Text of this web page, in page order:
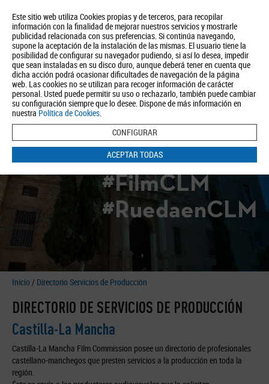
Este sitio web utiliza Cookies propias y de terceros, para recopilar
información con la finalidad de mejorar nuestros servicios y mostrarle
publicidad relacionada con sus preferencias. Si continúa navegando,
supone la aceptación de la instalación de las mismas. El usuario tiene la
posibilidad de configurar su navegador pudiendo, si así lo desea, impedir
que sean instaladas en su disco duro, aunque deberá tener en cuenta que
dicha acción podrá ocasionar dificultades de navegación de la página
web. Las cookies no se utilizan para recoger información de carácter
personal. Usted puede permitir su uso o rechazarlo, también puede cambiar
su configuración siempre que lo desee. Dispone de más información en
nuestra Política de Cookies.
CONFIGURAR
ACEPTAR TODAS
Quiénes somos Turismo Política de Privacidad Aviso Legal
Política de Cookies
BUSCAR
#FilmCLM
#RuedaenCLM
Inicio / Directorio Servicios de Producción
DIRECTORIO DE SERVICIOS DE PRODUCCIÓN
Castilla-La Mancha
Castilla-La Mancha Film Commission posee un directorio de profesionales
castellano-manchegos que presten servicios a la producción en toda la
región.